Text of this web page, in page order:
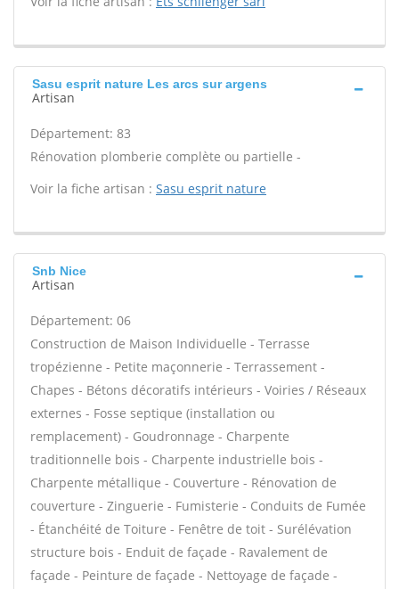
Sasu esprit nature Les arcs sur argens
Artisan
Département: 83
Rénovation plomberie complète ou partielle -
Voir la fiche artisan : Sasu esprit nature
Snb Nice
Artisan
Département: 06
Construction de Maison Individuelle - Terrasse
tropézienne - Petite maçonnerie - Terrassement -
Chapes - Bétons décoratifs intérieurs - Voiries / Réseaux
externes - Fosse septique (installation ou
remplacement) - Goudronnage - Charpente
traditionnelle bois - Charpente industrielle bois -
Charpente métallique - Couverture - Rénovation de
couverture - Zinguerie - Fumisterie - Conduits de Fumée
- Étanchéité de Toiture - Fenêtre de toit - Surélévation
structure bois - Enduit de façade - Ravalement de
façade - Peinture de façade - Nettoyage de façade -